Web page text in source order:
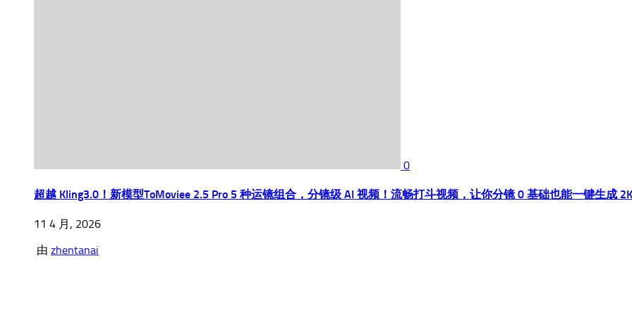
0
超越 Kling3.0！新模型ToMoviee 2.5 Pro 5 种运镜组合，分镜级 AI 视频！流畅打斗视频，让你分镜 0 基础也能一键生成
11 4 月, 2026
由 zhentanai